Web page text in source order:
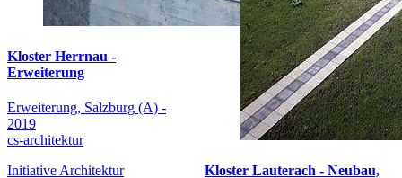
Kloster Herrnau -
Erweiterung
Erweiterung, Salzburg (A) -
2019
cs-architektur
Initiative Architektur
Kloster Lauterach - Neubau,